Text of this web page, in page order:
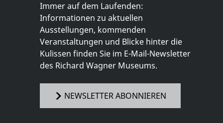
Immer auf dem Laufenden:
Informationen zu aktuellen
Ausstellungen, kommenden
Veranstaltungen und Blicke hinter die
Kulissen finden Sie im E-Mail-Newsletter
des Richard Wagner Museums.
NEWSLETTER ABONNIEREN